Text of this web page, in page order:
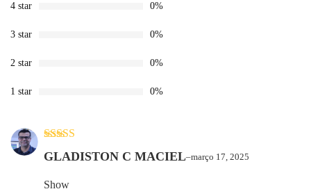
4 star 0%
3 star 0%
2 star 0%
1 star 0%
Avaliação5
de 5
GLADISTON C MACIEL–março 17, 2025
Show